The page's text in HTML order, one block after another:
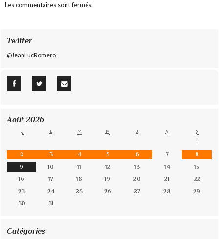
Les commentaires sont fermés.
Twitter
@JeanLucRomero
Août 2026
D L M M J V S
1
2
3 4 5 6 7
8
9
10 11 12 13 14
15
16
17 18 19 20 21
22
23
24 25 26 27 28
29
30
31
Catégories